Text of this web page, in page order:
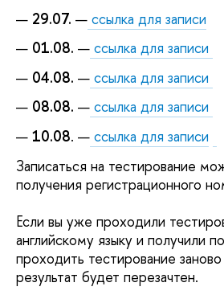
29.07. — ссылка для записи
01.08. — ссылка для записи
04.08. — ссылка для записи
08.08. — ссылка для записи
10.08. — ссылка для записи
Записаться на тестирование
получения регистрационного
Если вы уже проходили
английскому языку и получили
проходить тестирование
результат будет перезачтен.